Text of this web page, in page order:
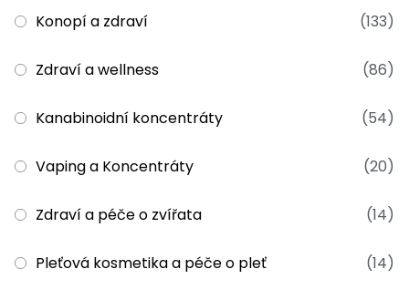
Konopí a zdraví (133)
Zdraví a wellness (86)
Kanabinoidní koncentráty (54)
Vaping a Koncentráty (20)
Zdraví a péče o zvířata (14)
Pleťová kosmetika a péče o pleť (14)